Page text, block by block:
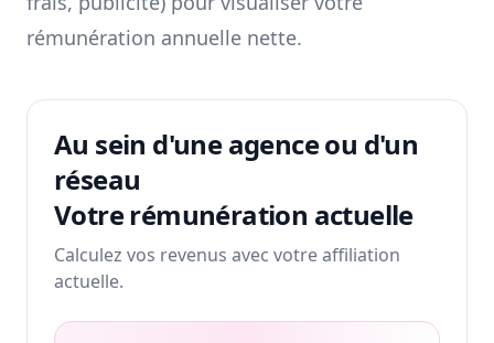
rémunération annuelle nette.
Au sein d'une agence ou d'un
réseau
Votre rémunération actuelle
Calculez vos revenus avec votre affiliation
actuelle.